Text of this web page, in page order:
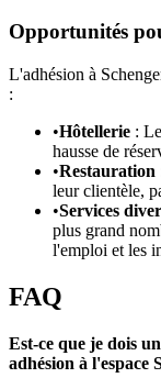
Opportunités
L'adhésion à
:
•Hôtellerie :
hausse de
•Restauration
leur clientèle,
•Services
plus grand
l'emploi et les
FAQ
Est-ce que je dois
adhésion à l'espace